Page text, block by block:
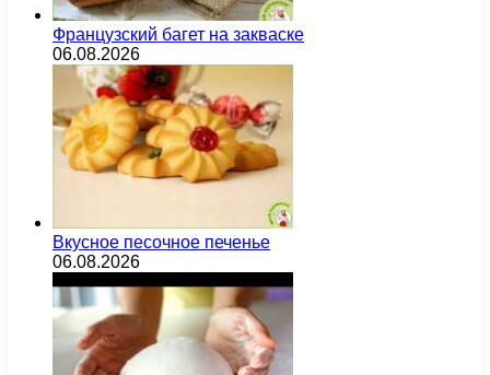
Французский багет на закваске
06.08.2026
Вкусное песочное печенье
06.08.2026